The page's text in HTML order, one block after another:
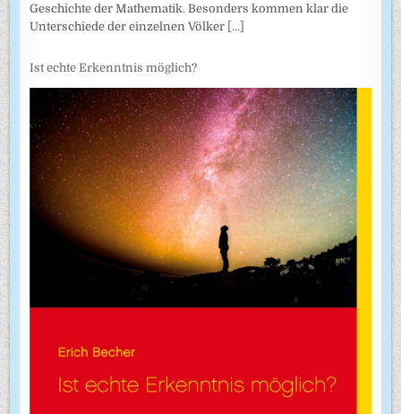
Geschichte der Mathematik. Besonders kommen klar die
Unterschiede der einzelnen Völker [...]
Ist echte Erkenntnis möglich?